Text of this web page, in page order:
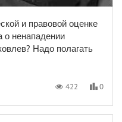
и правовой оценке
о ненападении
Надо полагать
422 0